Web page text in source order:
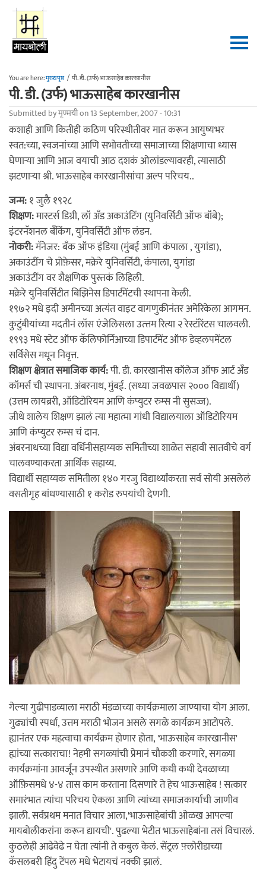
Skip to main content
You are here:मुख्यपृष्ठ / पी. डी. (उर्फ) भाऊसाहेब कारखानीस
पी. डी. (उर्फ) भाऊसाहेब कारखानीस
Submitted byमृण्मयीon 13 September, 2007 - 10:31
कशाही आणि कितीही कठिण परिस्थीतीवर मात करून आयुष्यभर
स्वत:च्या, स्वजनांच्या आणि सभोवतीच्या समाजाच्या शिक्षणाचा ध्यास
घेणार्‍या आणि आज वयाची आठ दशकं ओलांडल्यावरही, त्यासाठी
झटणार्‍या श्री. भाऊसाहेब कारखानीसांचा अल्प परिचय..
जन्म:१ जुलै १९२८
शिक्षण:मास्टर्स डिग्री, लॉ अँड अकाउंटिंग (युनिवर्सिटी ऑफ बॉंबे);
इंटरनॅशनल बँकिंग, युनिवर्सिटी ऑफ लंडन.
नोकरी:मॅनेजर: बँक ऑफ इंडिया (मुंबई आणि कंपाला , युगांडा),
अकाउंटींग चे प्रोफ़ेसर, मक्रेरे युनिवर्सिटी, कंपाला, युगांडा
अकाउंटींग वर शैक्षणिक पुस्तकं लिहिली.
मक्रेरे युनिवर्सिटीत बिझिनेस डिपार्टमेंटची स्थापना केली.
१९७२ मधे इदी अमीनच्या अत्यंत वाइट वागणुकीनंतर अमेरिकेला आगमन.
कुटुंबीयांच्या मदतीनं लॉस एंजेलिसला उत्त्तम रित्या २ रेस्टॉरेंटस चालवली.
१९९३ मधे स्टेट ऑफ कॅलिफोर्निआच्या डिपार्टमेंट ऑफ डेव्हलपमेंटल
सर्विसेस मधून निवृत्त.
शिक्षण क्षेत्रात समाजिक कार्य:पी. डी. कारखानीस कॉलेज ऑफ आर्ट अँड
कॉमर्स ची स्थापना. अंबरनाथ, मुंबई. (सध्या जवळपास २००० विद्यार्थी)
(उत्तम लायब्ररी, ऑडिटोरियम आणि कंप्युटर रुम्स नी सुसज्ज).
जीथे शालेय शिक्षण झालं त्या महात्मा गांधी विद्यालयाला ऑडिटोरियम
आणि कंप्युटर रुम्स चं दान.
अंबरनाथच्या विद्या वर्धिनीसहाय्यक समितीच्या शाळेत सहावी सातवीचे वर्ग
चालवण्याकरता आर्थिक सहाय्य.
विद्यार्थी सहाय्यक समितीला १४० गरजु विद्यार्थ्यांकरता सर्व सोयी असलेलं
वसतीगृह बांधण्यासाठी १ करोड रुपयांची देणगी.
गेल्या गुढीपाडव्याला मराठी मंडळाच्या कार्यक्रमाला जाण्याचा योग आला.
गुढ्यांची स्पर्धा, उत्तम मराठी भोजन असले सगळे कार्यक्रम आटोपले.
ह्यानंतर एक महत्वाचा कार्यक्रम होणार होता, 'भाऊसाहेब कारखानीस'
ह्यांच्या सत्काराचा! नेहमी सगळ्यांची प्रेमानं चौकशी करणारे, सगळ्या
कार्यक्रमांना आवर्जून उपस्थीत असणारे आणि कधी कधी देवळाच्या
ऑफ़िसमधे ४-४ तास काम करताना दिसणारे ते हेच भाऊसाहेब ! सत्कार
समारंभात त्यांचा परिचय ऐकला आणि त्यांच्या समाजकार्याची जाणीव
झाली. सर्वप्रथम मनात विचार आला,'भाऊसाहेबांची ओळख आपल्या
मायबोलीकरांना करून द्यायची'. पुढल्या भेटीत भाऊसाहेबांना तसं विचारलं.
कुठलेही आढेवेढे न घेता त्यांनी ते कबुल केलं. सेंट्रल फ़्लोरीडाच्या
कॅसलबरी हिंदु टेंपल मधे भेटायचं नक्की झालं.